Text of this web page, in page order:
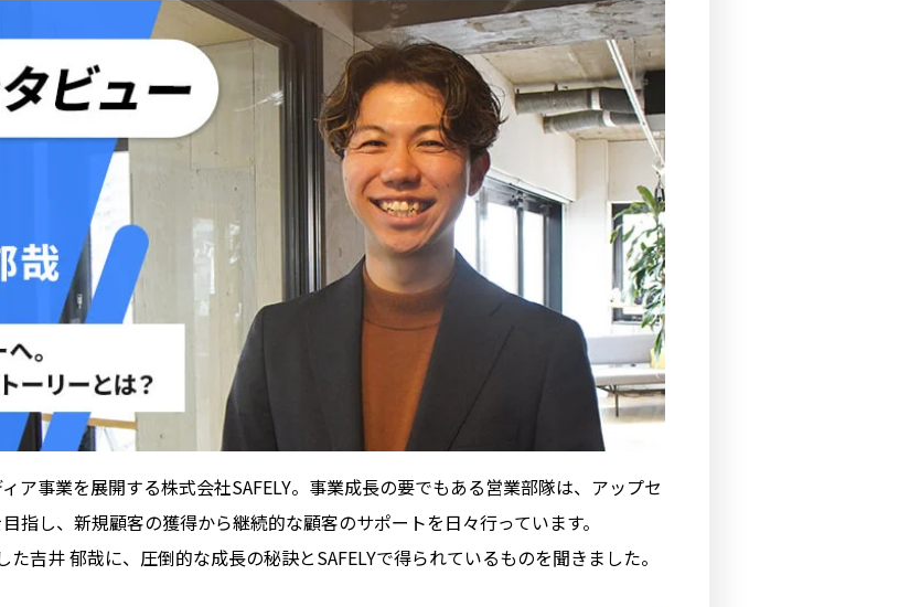
ア事業を展開する株式会社SAFELY。事業成長の要でもある営業部隊は、アップセ
指し、新規顧客の獲得から継続的な顧客のサポートを日々行っています。
吉井 郁哉に、圧倒的な成長の秘訣とSAFELYで得られているものを聞きました。